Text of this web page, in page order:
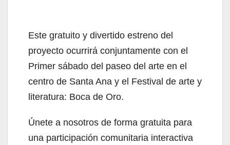
Este gratuito y divertido estreno del
proyecto ocurrirá conjuntamente con el
Primer sábado del paseo del arte en el
centro de Santa Ana y el Festival de arte y
literatura: Boca de Oro.
Únete a nosotros de forma gratuita para
una participación comunitaria interactiva